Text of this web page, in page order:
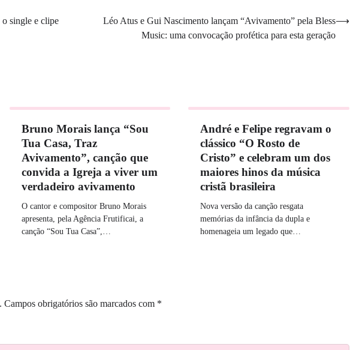
single e clipe
Léo Atus e Gui Nascimento lançam “Avivamento” pela Bless
Music: uma convocação profética para esta geração
⟶
Bruno Morais lança “Sou
Tua Casa, Traz
Avivamento”, canção que
convida a Igreja a viver um
verdadeiro avivamento
O cantor e compositor Bruno Morais
apresenta, pela Agência Frutificai, a
canção “Sou Tua Casa”,…
André e Felipe regravam o
clássico “O Rosto de
Cristo” e celebram um dos
maiores hinos da música
cristã brasileira
Nova versão da canção resgata
memórias da infância da dupla e
homenageia um legado que…
Campos obrigatórios são marcados com *